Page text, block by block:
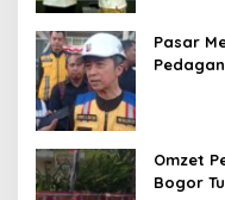
Pasar
Omzet
Bogor